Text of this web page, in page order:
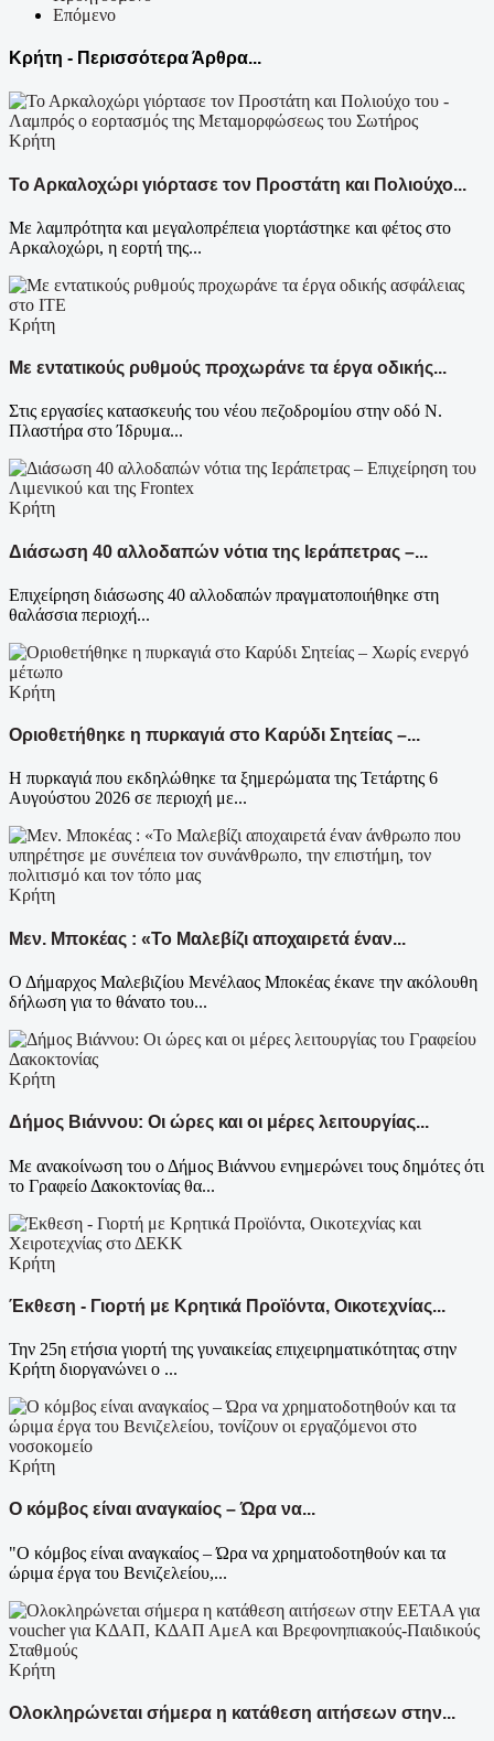
Επόμενο
Κρήτη - Περισσότερα Άρθρα...
Κρήτη
Το Αρκαλοχώρι γιόρτασε τον Προστάτη και Πολιούχο...
Με λαμπρότητα και μεγαλοπρέπεια γιορτάστηκε και φέτος στο
Αρκαλοχώρι, η εορτή της...
Κρήτη
Με εντατικούς ρυθμούς προχωράνε τα έργα οδικής...
Στις εργασίες κατασκευής του νέου πεζοδρομίου στην οδό Ν.
Πλαστήρα στο Ίδρυμα...
Κρήτη
Διάσωση 40 αλλοδαπών νότια της Ιεράπετρας –...
Επιχείρηση διάσωσης 40 αλλοδαπών πραγματοποιήθηκε στη
θαλάσσια περιοχή...
Κρήτη
Οριοθετήθηκε η πυρκαγιά στο Καρύδι Σητείας –...
Η πυρκαγιά που εκδηλώθηκε τα ξημερώματα της Τετάρτης 6
Αυγούστου 2026 σε περιοχή με...
Κρήτη
Μεν. Μποκέας : «Το Μαλεβίζι αποχαιρετά έναν...
Ο Δήμαρχος Μαλεβιζίου Μενέλαος Μποκέας έκανε την ακόλουθη
δήλωση για το θάνατο του...
Κρήτη
Δήμος Βιάννου: Οι ώρες και οι μέρες λειτουργίας...
Με ανακοίνωση του ο Δήμος Βιάννου ενημερώνει τους δημότες ότι
το Γραφείο Δακοκτονίας θα...
Κρήτη
Έκθεση - Γιορτή με Κρητικά Προϊόντα, Οικοτεχνίας...
Την 25η ετήσια γιορτή της γυναικείας επιχειρηματικότητας στην
Κρήτη διοργανώνει ο ...
Κρήτη
Ο κόμβος είναι αναγκαίος – Ώρα να...
"Ο κόμβος είναι αναγκαίος – Ώρα να χρηματοδοτηθούν και τα
ώριμα έργα του Βενιζελείου,...
Κρήτη
Ολοκληρώνεται σήμερα η κατάθεση αιτήσεων στην...